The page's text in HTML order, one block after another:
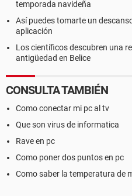
temporada navideña
Así puedes tomarte un
aplicación
Los científicos descubren una
antigüedad en Belice
CONSULTA TAMBIÉN
Como conectar mi pc al tv
Que son virus de informatica
Rave en pc
Como poner dos puntos en pc
Como saber la temperatura de